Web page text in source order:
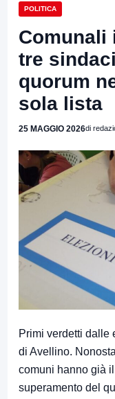
POLITICA
Comunali
tre
quorum
sola lista
25 MAGGIO 2026di
Primi verdetti dalle
di Avellino.
comuni hanno già
superamento del